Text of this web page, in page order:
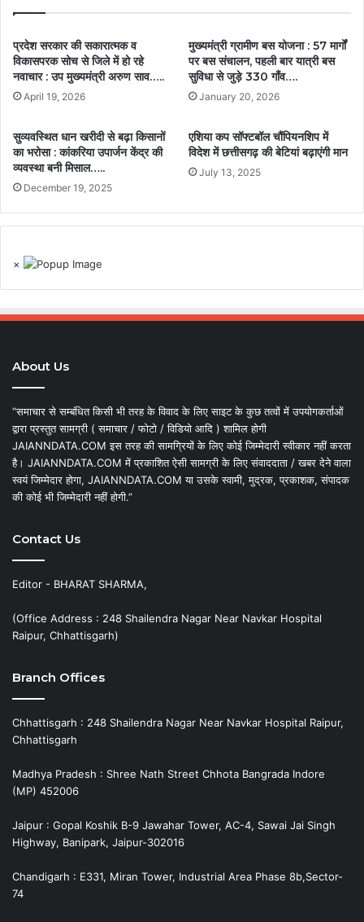
प्रदेश सरकार की सकारात्मक व
विकासपरक सोच से जिले में हो रहे
नवाचार : उप मुख्यमंत्री अरुण साव…..
April 19, 2026
मुख्यमंत्री ग्रामीण बस योजना : 57 मार्गों
पर बस संचालन, पहली बार यात्री बस
सुविधा से जुड़े 330 गाँव….
January 20, 2026
सुव्यवस्थित धान खरीदी से बढ़ा किसानों
का भरोसा : कांकरिया उपार्जन केंद्र की
व्यवस्था बनी मिसाल…..
December 19, 2025
एशिया कप सॉफ्टबॉल चौंपियनशिप में
विदेश में छत्तीसगढ़ की बेटियां बढ़ाएंगी मान
July 13, 2025
×
About Us
“समाचार से सम्बंधित किसी भी तरह के विवाद के लिए साइट के कुछ तत्वों में उपयोगकर्ताओं
द्वारा प्रस्तुत सामग्री ( समाचार / फोटो / विडियो आदि ) शामिल होगी
JAIANNDATA.COM इस तरह की सामग्रियों के लिए कोई जिम्मेदारी स्वीकार नहीं करता
है। JAIANNDATA.COM में प्रकाशित ऐसी सामग्री के लिए संवाददाता / खबर देने वाला
स्वयं जिम्मेदार होगा, JAIANNDATA.COM या उसके स्वामी, मुद्रक, प्रकाशक, संपादक
की कोई भी जिम्मेदारी नहीं होगी.”
Contact Us
Editor - BHARAT SHARMA,
(Office Address : 248 Shailendra Nagar Near Navkar Hospital
Raipur, Chhattisgarh)
Branch Offices
Chhattisgarh : 248 Shailendra Nagar Near Navkar Hospital Raipur,
Chhattisgarh
Madhya Pradesh : Shree Nath Street Chhota Bangrada Indore
(MP) 452006
Jaipur : Gopal Koshik B-9 Jawahar Tower, AC-4, Sawai Jai Singh
Highway, Banipark, Jaipur-302016
Chandigarh : E331, Miran Tower, Industrial Area Phase 8b,Sector-
74